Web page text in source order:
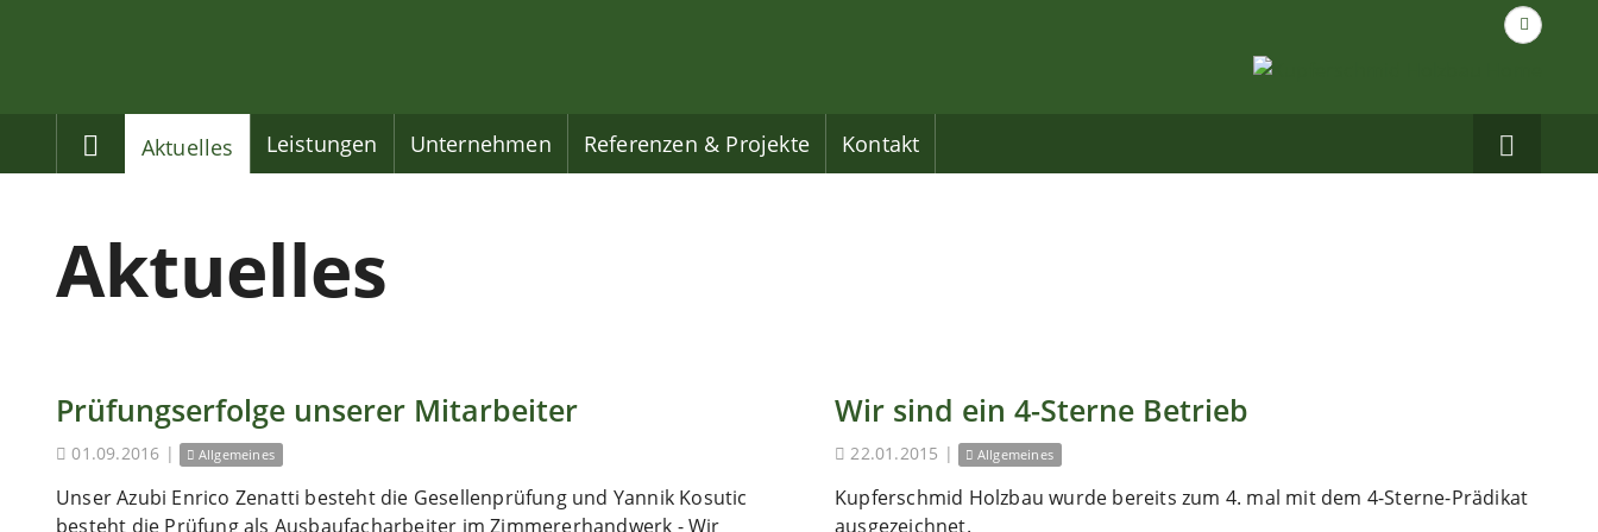
Suche
nach...
Home
Aktuelles Leistungen Unternehmen Referenzen & Projekte Kontakt
auf
Aktuelles
Prüfungserfolge unserer Mitarbeiter
01.09.2016 | Allgemeines
Unser Azubi Enrico Zenatti besteht die Gesellenprüfung und Yannik Kosutic
besteht die Prüfung als Ausbaufacharbeiter im Zimmererhandwerk - Wir
Wir sind ein 4-Sterne Betrieb
22.01.2015 | Allgemeines
Kupferschmid Holzbau wurde bereits zum 4. mal mit dem 4-Sterne-Prädikat
ausgezeichnet.